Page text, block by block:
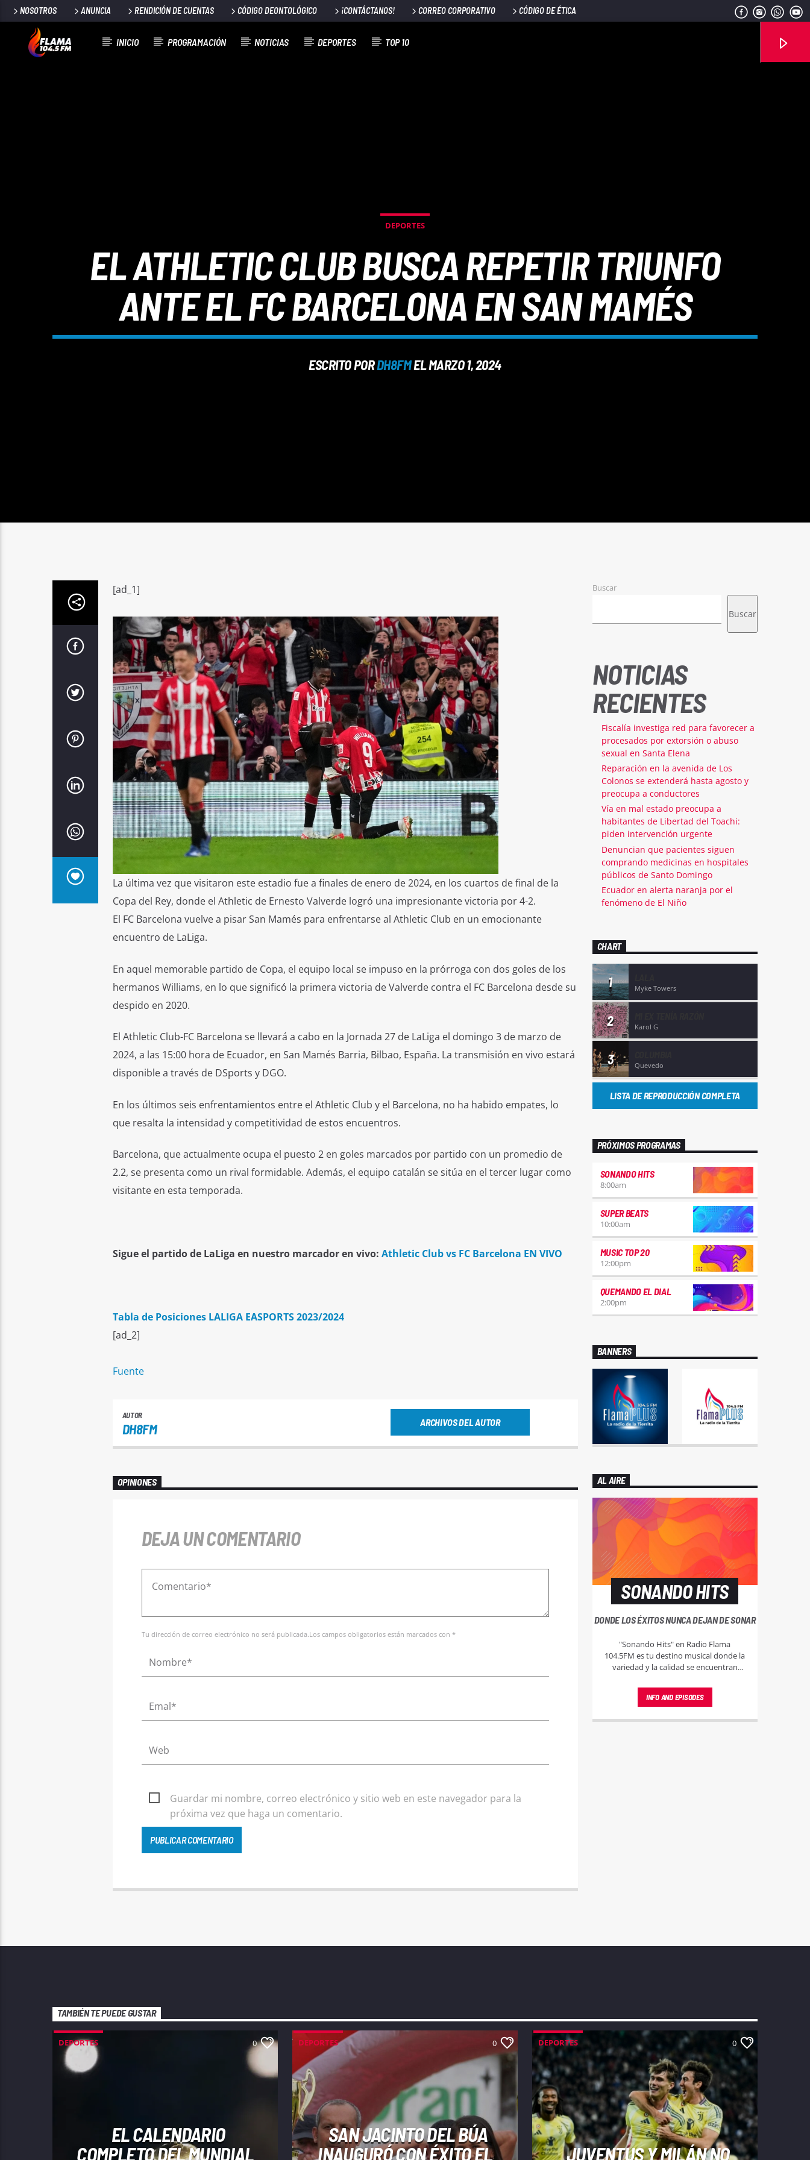
NOSOTROS ANUNCIA RENDICIÓN DE CUENTAS CÓDIGO DEONTOLÓGICO ¡CONTÁCTANOS! CORREO CORPORATIVO CÓDIGO DE ÉTICA
INICIO PROGRAMACIÓN NOTICIAS DEPORTES TOP 10
DEPORTES
EL ATHLETIC CLUB BUSCA REPETIR TRIUNFO
ANTE EL FC BARCELONA EN SAN MAMÉS
ESCRITO PORDH8FMEL MARZO 1, 2024
[ad_1]
La última vez que visitaron este estadio fue a finales de enero de 2024, en los cuartos de final de la
Copa del Rey, donde el Athletic de Ernesto Valverde logró una impresionante victoria por 4-2.
El FC Barcelona vuelve a pisar San Mamés para enfrentarse al Athletic Club en un emocionante
encuentro de LaLiga.
En aquel memorable partido de Copa, el equipo local se impuso en la prórroga con dos goles de los
hermanos Williams, en lo que significó la primera victoria de Valverde contra el FC Barcelona desde su
despido en 2020.
El Athletic Club-FC Barcelona se llevará a cabo en la Jornada 27 de LaLiga el domingo 3 de marzo de
2024, a las 15:00 hora de Ecuador, en San Mamés Barria, Bilbao, España. La transmisión en vivo estará
disponible a través de DSports y DGO.
En los últimos seis enfrentamientos entre el Athletic Club y el Barcelona, no ha habido empates, lo
que resalta la intensidad y competitividad de estos encuentros.
Barcelona, que actualmente ocupa el puesto 2 en goles marcados por partido con un promedio de
2.2, se presenta como un rival formidable. Además, el equipo catalán se sitúa en el tercer lugar como
visitante en esta temporada.
Sigue el partido de LaLiga en nuestro marcador en vivo: Athletic Club vs FC Barcelona EN VIVO
Tabla de Posiciones LALIGA EASPORTS 2023/2024
[ad_2]
Fuente
AUTOR
DH8FM ARCHIVOS DEL AUTOR
OPINIONES
DEJA UN COMENTARIO
Tu dirección de correo electrónico no será publicada.Los campos obligatorios están marcados con *
Guardar mi nombre, correo electrónico y sitio web en este navegador para la
próxima vez que haga un comentario.
Buscar
Buscar
NOTICIAS
RECIENTES
Fiscalía investiga red para favorecer a
procesados por extorsión o abuso
sexual en Santa Elena
Reparación en la avenida de Los
Colonos se extenderá hasta agosto y
preocupa a conductores
Vía en mal estado preocupa a
habitantes de Libertad del Toachi:
piden intervención urgente
Denuncian que pacientes siguen
comprando medicinas en hospitales
públicos de Santo Domingo
Ecuador en alerta naranja por el
fenómeno de El Niño
CHART
1 Myke Towers
2 Karol G
3 Quevedo
LISTA DE REPRODUCCIÓN COMPLETA
PRÓXIMOS PROGRAMAS
SONANDO HITS
8:00am
SUPER BEATS
10:00am
MUSIC TOP 20
12:00pm
QUEMANDO EL DIAL
2:00pm
BANNERS
AL AIRE
SONANDO HITS
DONDE LOS ÉXITOS NUNCA DEJAN DE SONAR
"Sonando Hits" en Radio Flama
104.5FM es tu destino musical donde la
variedad y la calidad se encuentran
de éxitos tras éxitos, abarcando todos
INFO AND EPISODES
TAMBIÉN TE PUEDE GUSTAR
DEPORTES 0
EL CALENDARIO
COMPLETO DEL MUNDIAL
DEPORTES 0
SAN JACINTO DEL BÚA
INAUGURÓ CON ÉXITO EL
DEPORTES 0
JUVENTUS Y MILÁN NO